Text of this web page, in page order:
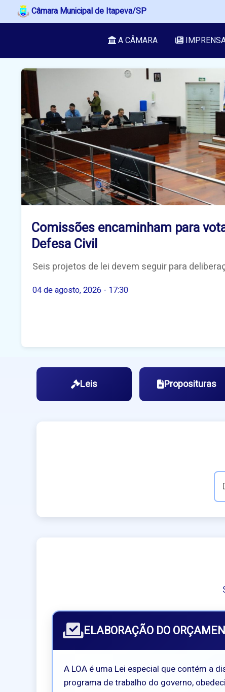
Câmara Municipal de Itapeva/SP
A CÂMARA
Comissões encaminham para
Defesa Civil
Seis projetos de lei devem seguir para
04 de agosto, 2026 - 17:30
Leis Proposituras
ELABORAÇÃO DO
A LOA é uma Lei especial que contém a
programa de trabalho do governo,